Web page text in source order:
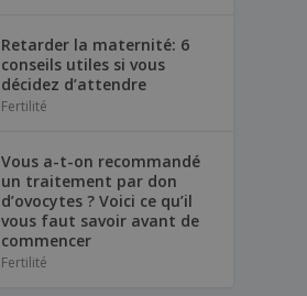
Retarder la maternité: 6
conseils utiles si vous
décidez d’attendre
Fertilité
Vous a-t-on recommandé
un traitement par don
d’ovocytes ? Voici ce qu’il
vous faut savoir avant de
commencer
Fertilité